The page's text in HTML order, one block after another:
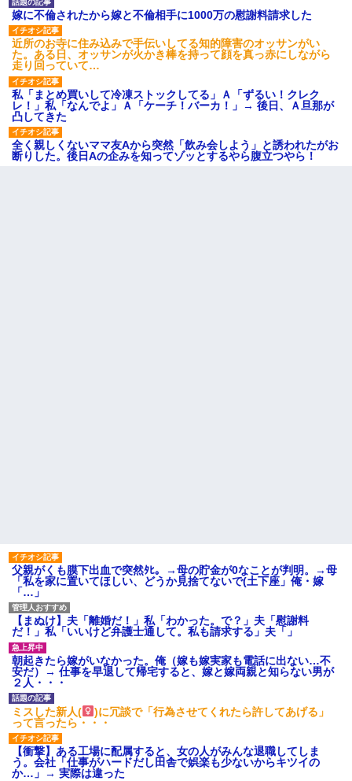
嫁に不倫されたから嫁と不倫相手に1000万の慰謝料請求した
近所のお寺に住み込みで手伝いしてる知的障害のオッサンがい
た。ある日、オッサンが火かき棒を持って顔を真っ赤にしながら
走り回っていて…
私「まとめ買いして冷凍ストックしてる」Ａ「ずるい！クレク
レ！」私「なんでよ」Ａ「ケーチ！バーカ！」→ 後日、Ａ旦那が
凸してきた
全く親しくないママ友Aから突然「飲み会しよう」と誘われたがお
断りした。後日Aの企みを知ってゾッとするやら腹立つやら！
父親がくも膜下出血で突然ﾀﾋ。→母の貯金が0なことが判明。→母
「私を家に置いてほしい、どうか見捨てないで(土下座」俺・嫁
「…」
【まぬけ】夫「離婚だ！」私「わかった。で？」夫「慰謝料
だ！」私「いいけど弁護士通して。私も請求する」夫「」
朝起きたら嫁がいなかった。俺（嫁も嫁実家も電話に出ない…不
安だ）→ 仕事を早退して帰宅すると、嫁と嫁両親と知らない男が
２人・・・
ミスした新人(
)に冗談で「行為させてくれたら許してあげる」
って言ったら・・・
【衝撃】ある工場に配属すると、女の人がみんな退職してしま
う。会社「仕事がハードだし田舎で娯楽も少ないからキツイの
か…」→ 実際は違った